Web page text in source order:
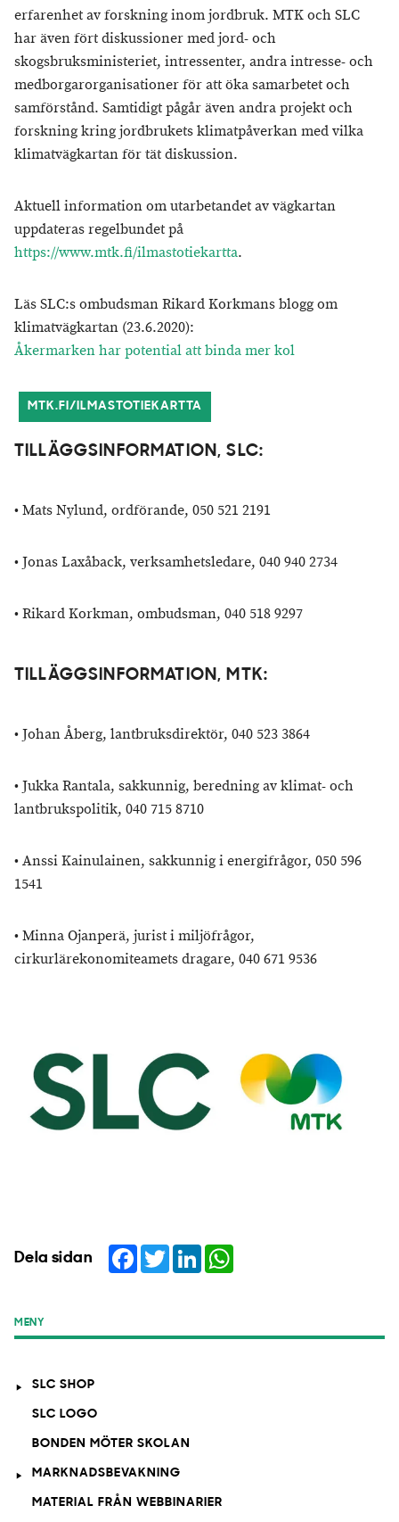
erfarenhet av forskning inom jordbruk. MTK och SLC
har även fört diskussioner med jord- och
skogsbruksministeriet, intressenter, andra intresse- och
medborgarorganisationer för att öka samarbetet och
samförstånd. Samtidigt pågår även andra projekt och
forskning kring jordbrukets klimatpåverkan med vilka
klimatvägkartan för tät diskussion.
Aktuell information om utarbetandet av vägkartan
uppdateras regelbundet på
https://www.mtk.fi/ilmastotiekartta.
Läs SLC:s ombudsman Rikard Korkmans blogg om
klimatvägkartan (23.6.2020):
Åkermarken har potential att binda mer kol
MTK.FI/ILMASTOTIEKARTTA
TILLÄGGSINFORMATION, SLC:
• Mats Nylund, ordförande, 050 521 2191
•Jonas Laxåback, verksamhetsledare, 040 940 2734
•Rikard Korkman, ombudsman, 040 518 9297
TILLÄGGSINFORMATION, MTK:
•Johan Åberg, lantbruksdirektör, 040 523 3864
•Jukka Rantala, sakkunnig, beredning av klimat- och
lantbrukspolitik, 040 715 8710
•Anssi Kainulainen, sakkunnig i energifrågor, 050 596
1541
•Minna Ojanperä, jurist i miljöfrågor,
cirkurlärekonomiteamets dragare, 040 671 9536
Dela sidan Facebook
TwitterLinkedIn
MENY
SLC SHOP
SLC LOGO
BONDEN MÖTER SKOLAN
MARKNADSBEVAKNING
MATERIAL FRÅN WEBBINARIER